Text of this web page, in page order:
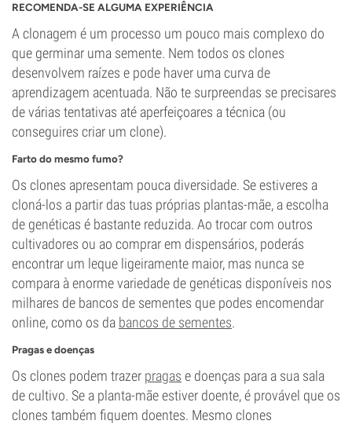
RECOMENDA-SE ALGUMA EXPERIÊNCIA
A clonagem é um processo um pouco mais complexo do
que germinar uma semente. Nem todos os clones
desenvolvem raízes e pode haver uma curva de
aprendizagem acentuada. Não te surpreendas se precisares
de várias tentativas até aperfeiçoares a técnica (ou
conseguires criar um clone).
Farto do mesmo fumo?
Os clones apresentam pouca diversidade. Se estiveres a
cloná-los a partir das tuas próprias plantas-mãe, a escolha
de genéticas é bastante reduzida. Ao trocar com outros
cultivadores ou ao comprar em dispensários, poderás
encontrar um leque ligeiramente maior, mas nunca se
compara à enorme variedade de genéticas disponíveis nos
milhares de bancos de sementes que podes encomendar
online, como os da bancos de sementes.
Pragas e doenças
Os clones podem trazer pragas e doenças para a sua sala
de cultivo. Se a planta-mãe estiver doente, é provável que os
clones também fiquem doentes. Mesmo clones